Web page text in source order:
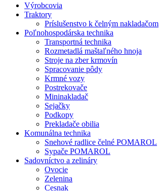
Výrobcovia
Traktory
Príslušenstvo k čelným nakladačom
Poľnohospodárska technika
Transportná technika
Rozmetadlá maštaľného hnoja
Stroje na zber krmovín
Spracovanie pôdy
Krmné vozy
Postrekovače
Mininakladač
Sejačky
Podkopy
Prekladače obilia
Komunálna technika
Snehové radlice čelné POMAROL
Sypače POMAROL
Sadovníctvo a zelináry
Ovocie
Zelenina
Cesnak